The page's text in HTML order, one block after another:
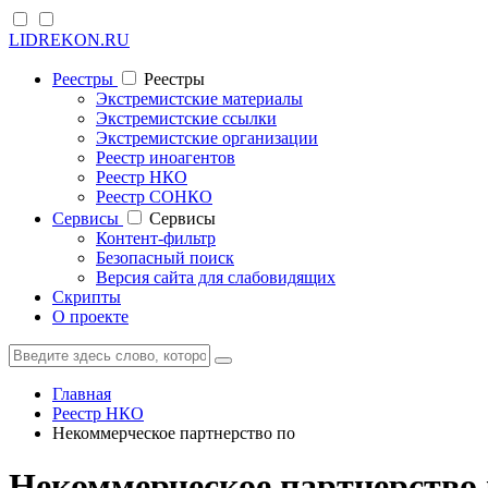
LIDREKON.RU
Реестры
Реестры
Экстремистские материалы
Экстремистские ссылки
Экстремистские организации
Реестр иноагентов
Реестр НКО
Реестр СОНКО
Cервисы
Cервисы
Контент-фильтр
Безопасный поиск
Версия сайта для слабовидящих
Скрипты
О проекте
Главная
Реестр НКО
Некоммерческое партнерство по